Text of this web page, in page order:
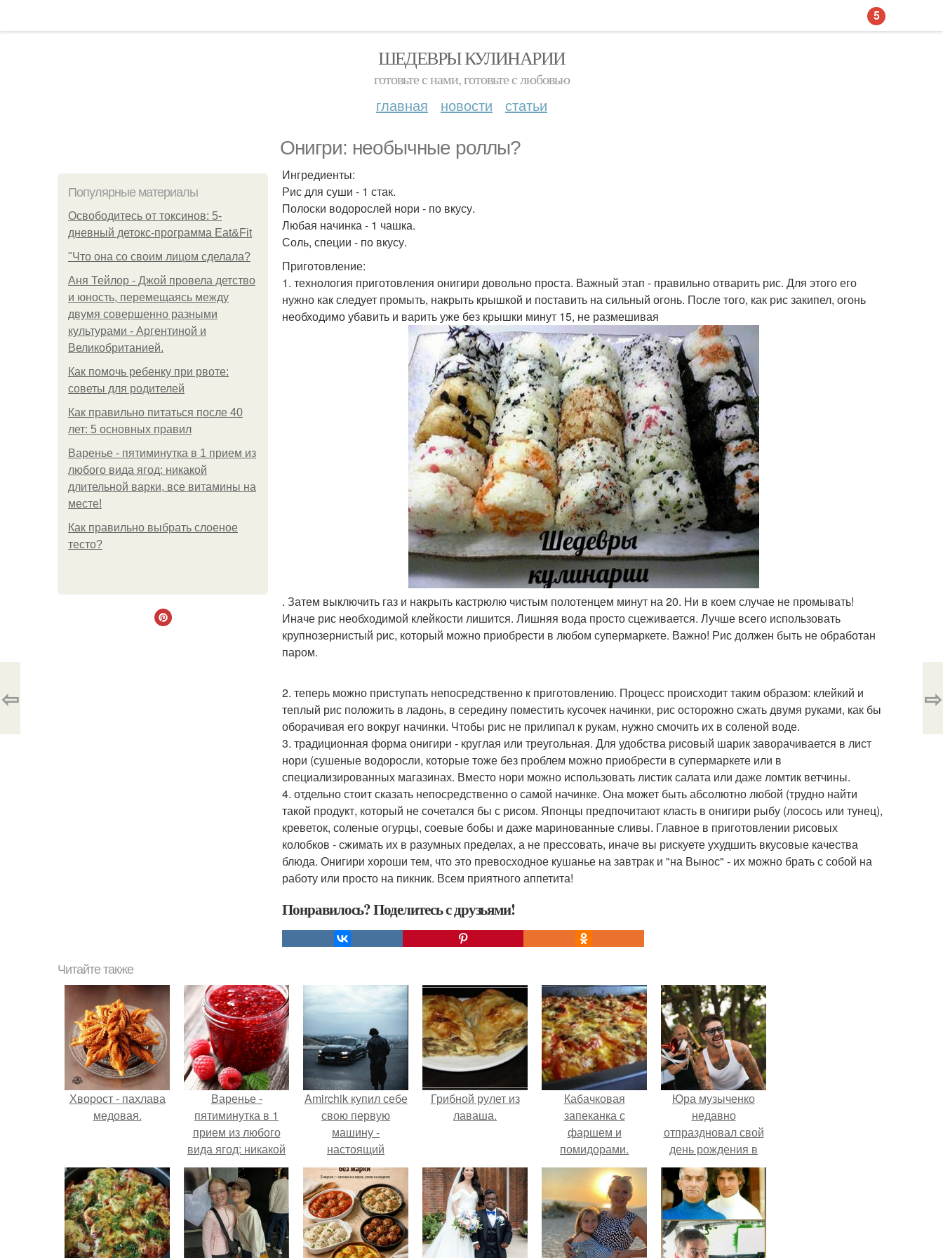
ШЕДЕВРЫ КУЛИНАРИИ
готовьте с нами, готовьте с любовью
главная новости статьи
Онигри: необычные роллы?
Популярные материалы
Освободитесь от токсинов: 5-
дневный детокс-программа Eat&Fit
"Что она со своим лицом сделала?
Аня Тейлор - Джой провела детство
и юность, перемещаясь между
двумя совершенно разными
культурами - Аргентиной и
Великобританией.
Как помочь ребенку при рвоте:
советы для родителей
Как правильно питаться после 40
лет: 5 основных правил
Варенье - пятиминутка в 1 прием из
любого вида ягод: никакой
длительной варки, все витамины на
месте!
Как правильно выбрать слоеное
тесто?
Ингредиенты:
Рис для суши - 1 стак.
Полоски водорослей нори - по вкусу.
Любая начинка - 1 чашка.
Соль, специи - по вкусу.
Приготовление:
1. технология приготовления онигири довольно проста. Важный этап - правильно отварить рис. Для этого его
нужно как следует промыть, накрыть крышкой и поставить на сильный огонь. После того, как рис закипел, огонь
необходимо убавить и варить уже без крышки минут 15, не размешивая
. Затем выключить газ и накрыть кастрюлю чистым полотенцем минут на 20. Ни в коем случае не промывать!
Иначе рис необходимой клейкости лишится. Лишняя вода просто сцеживается. Лучше всего использовать
крупнозернистый рис, который можно приобрести в любом супермаркете. Важно! Рис должен быть не обработан
паром.
2. теперь можно приступать непосредственно к приготовлению. Процесс происходит таким образом: клейкий и
теплый рис положить в ладонь, в середину поместить кусочек начинки, рис осторожно сжать двумя руками, как бы
оборачивая его вокруг начинки. Чтобы рис не прилипал к рукам, нужно смочить их в соленой воде.
3. традиционная форма онигири - круглая или треугольная. Для удобства рисовый шарик заворачивается в лист
нори (сушеные водоросли, которые тоже без проблем можно приобрести в супермаркете или в
специализированных магазинах. Вместо нори можно использовать листик салата или даже ломтик ветчины.
4. отдельно стоит сказать непосредственно о самой начинке. Она может быть абсолютно любой (трудно найти
такой продукт, который не сочетался бы с рисом. Японцы предпочитают класть в онигири рыбу (лосось или тунец),
креветок, соленые огурцы, соевые бобы и даже маринованные сливы. Главное в приготовлении рисовых
колобков - сжимать их в разумных пределах, а не прессовать, иначе вы рискуете ухудшить вкусовые качества
блюда. Онигири хороши тем, что это превосходное кушанье на завтрак и "на Вынос" - их можно брать с собой на
работу или просто на пикник. Всем приятного аппетита!
Понравилось? Поделитесь с друзьями!
⇦ ⇨
Читайте также
Хворост - пахлава
медовая.
Варенье -
пятиминутка в 1
прием из любого
вида ягод: никакой
длительной варки,
все витамины на
месте!
Amirchik купил себе
свою первую
машину -
настоящий
автомобиль мечты
для многих
автолюбителей.
Грибной рулет из
лаваша.
Кабачковая
запеканка с
фаршем и
помидорами.
Юра музыченко
недавно
отпраздновал свой
день рождения в
кругу самых
близких и родных
людей.
5